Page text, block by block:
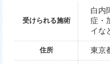
受けられる施術
白内
症・
イな
住所 東京